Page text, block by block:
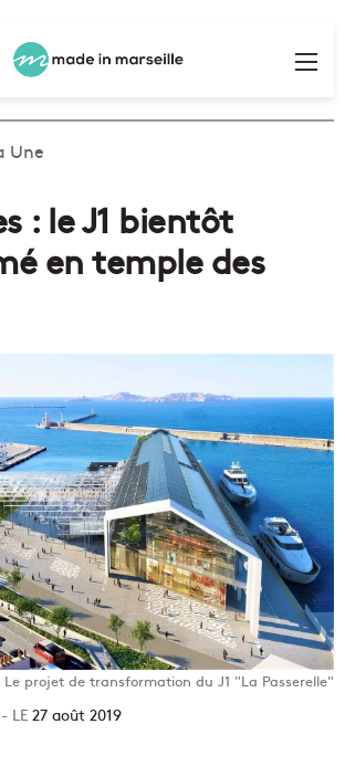
Une
: le J1 bientôt
en temple des
Le projet de transformation du J1 "La Passerelle"
Envoyer27 août 2019